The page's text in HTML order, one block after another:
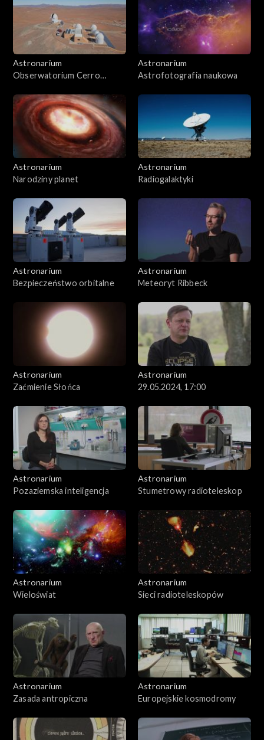
Astronarium
Obserwatorium Cerro
Astronarium
Astrofotografia naukowa
Astronarium
Narodziny planet
Astronarium
Radiogalaktyki
Astronarium
Bezpieczeństwo orbitalne
Astronarium
Meteoryt Ribbeck
Astronarium
Zaćmienie Słońca
Astronarium
29.05.2024, 17:00
Astronarium
Pozaziemska inteligencja
Astronarium
Stumetrowy radioteleskop
Astronarium
Wieloświat
Astronarium
Sieci radioteleskopów
Astronarium
Zasada antropiczna
Astronarium
Europejskie kosmodromy